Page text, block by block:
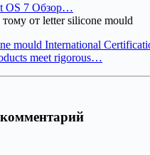
OS 7 Обзор…
тому от letter silicone mould
mould International
meet rigorous…